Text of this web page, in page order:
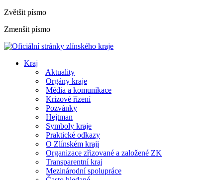
Zvětšit písmo
Zmenšit písmo
Kraj
Aktuality
Orgány kraje
Média a komunikace
Krizové řízení
Pozvánky
Hejtman
Symboly kraje
Praktické odkazy
O Zlínském kraji
Organizace zřizované a založené ZK
Transparentní kraj
Mezinárodní spolupráce